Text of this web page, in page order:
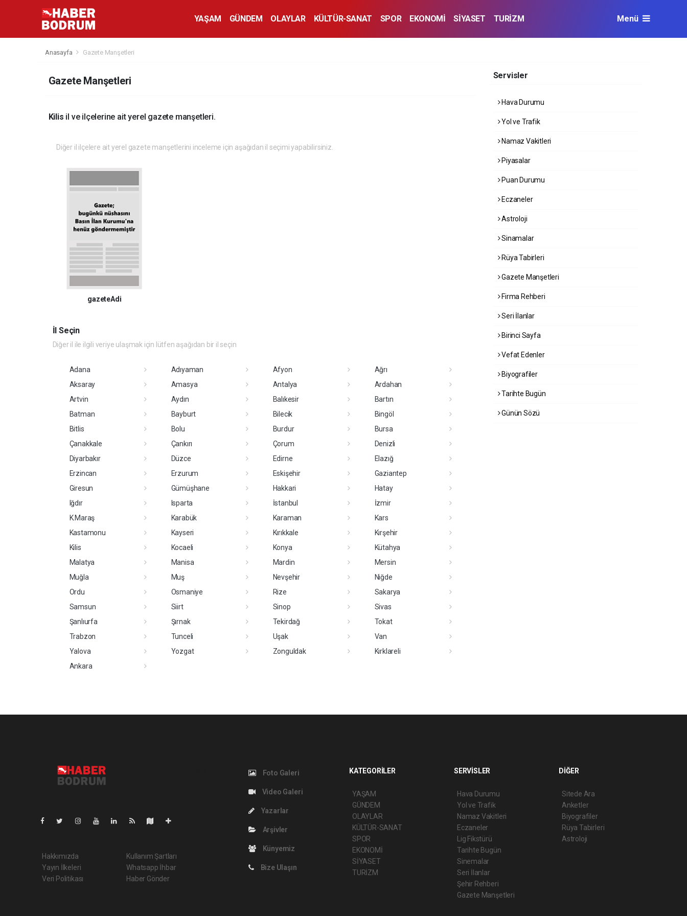
YAŞAM GÜNDEM OLAYLAR KÜLTÜR-SANAT SPOR EKONOMİ SİYASET TURİZM Menü
Anasayfa Gazete Manşetleri
Gazete Manşetleri
Kilis il ve ilçelerine ait yerel gazete manşetleri.
Diğer il ilçelere ait yerel gazete manşetlerini inceleme için aşağıdan il seçimi yapabilirsiniz.
gazeteAdi
İl Seçin
Diğer il ile ilgili veriye ulaşmak için lütfen aşağıdan bir il seçin
Adana Adıyaman Afyon
Ağrı
Aksaray
Amasya Antalya
Ardahan
Artvin
Aydın Balıkesir
Bartın
Batman
Bayburt Bilecik
Bingöl
Bitlis
Bolu Burdur
Bursa
Çanakkale
Çankırı Çorum
Denizli
Diyarbakır
Düzce Edirne
Elazığ
Erzincan
Erzurum Eskişehir
Gaziantep
Giresun
Gümüşhane Hakkari
Hatay
Iğdır
Isparta İstanbul
İzmir
K.Maraş
Karabük Karaman
Kars
Kastamonu
Kayseri Kırıkkale
Kırşehir
Kilis
Kocaeli Konya
Kütahya
Malatya
Manisa Mardin
Mersin
Muğla
Muş Nevşehir
Niğde
Ordu
Osmaniye Rize
Sakarya
Samsun
Siirt Sinop
Sivas
Şanlıurfa
Şırnak Tekirdağ
Tokat
Trabzon
Tunceli Uşak
Van
Yalova
Yozgat Zonguldak
Kırklareli
Ankara
Servisler
Hava Durumu
Yol ve Trafik
Namaz Vakitleri
Piyasalar
Puan Durumu
Eczaneler
Astroloji
Sinamalar
Rüya Tabirleri
Gazete Manşetleri
Firma Rehberi
Seri İlanlar
Birinci Sayfa
Vefat Edenler
Biyografiler
Tarihte Bugün
Günün Sözü
Hakkımızda
Yayın İlkeleri
Veri Politikası
Kullanım Şartları
Whatsapp İhbar
Haber Gönder
Foto Galeri
Video Galeri
Yazarlar
Arşivler
Künyemiz
Bize Ulaşın
KATEGORİLER
YAŞAM
GÜNDEM
OLAYLAR
KÜLTÜR-SANAT
SPOR
EKONOMİ
SİYASET
TURİZM
SERVİSLER
Hava Durumu
Yol ve Trafik
Namaz Vakitleri
Eczaneler
Lig Fikstürü
Tarihte Bugün
Sinemalar
Seri İlanlar
Şehir Rehberi
Gazete Manşetleri
DİĞER
Sitede Ara
Anketler
Biyografiler
Rüya Tabirleri
Astroloji